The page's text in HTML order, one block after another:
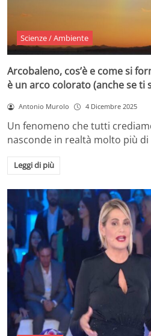
Scienze / Ambiente
Arcobaleno, cos’è e come si
è un arco colorato (anche se ti
Antonio Murolo 4 Dicembre 2025
Un fenomeno che tutti
nasconde in realtà molto più
Leggi di più